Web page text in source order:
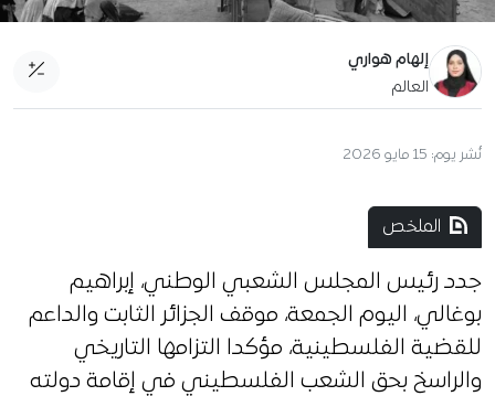
إلهام هواري
العالم
نُشر يوم: 15 مايو 2026
الملخص
جدد رئيس المجلس الشعبي الوطني، إبراهيم
بوغالي، اليوم الجمعة، موقف الجزائر الثابت والداعم
للقضية الفلسطينية، مؤكدا التزامها التاريخي
والراسخ بحق الشعب الفلسطيني في إقامة دولته